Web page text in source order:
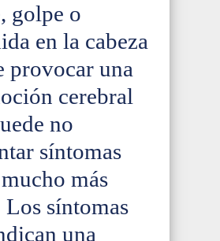
golpe o
en la cabeza
provocar una
cerebral
no
síntomas
más
Los síntomas
una